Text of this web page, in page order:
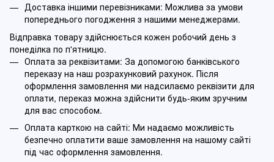
Доставка іншими перевізниками: Можлива за умови
попереднього погодження з нашими менеджерами.
Відправка товару здійснюється кожен робочий день з
понеділка по п'ятницю.
Оплата за реквізитами: За допомогою банківського
переказу на наш розрахунковий рахунок. Після
оформлення замовлення ми надсилаємо реквізити для
оплати, переказ можна здійснити будь-яким зручним
для вас способом.
Оплата карткою на сайті: Ми надаємо можливість
безпечно оплатити ваше замовлення на нашому сайті
під час оформлення замовлення.